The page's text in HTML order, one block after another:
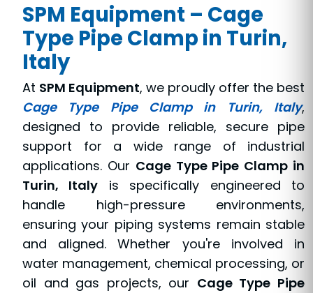
SPM Equipment – Cage
Type Pipe Clamp in Turin,
Italy
At SPM Equipment, we proudly offer the best
Cage Type Pipe Clamp in Turin, Italy,
designed to provide reliable, secure pipe
support for a wide range of industrial
applications. Our Cage Type Pipe Clamp in
Turin, Italy is specifically engineered to
handle high-pressure environments,
ensuring your piping systems remain stable
and aligned. Whether you're involved in
water management, chemical processing, or
oil and gas projects, our Cage Type Pipe